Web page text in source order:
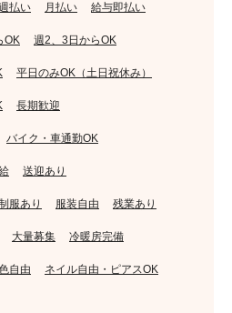
払い 月払い 給与即払い
OK 週2、3日からOK
平日のみOK（土日祝休み）
長期歓迎
バイク・車通勤OK
送迎あり
服あり 服装自由 残業あり
大量募集 冷暖房完備
自由 ネイル自由・ピアスOK